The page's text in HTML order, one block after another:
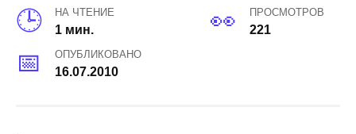
НА ЧТЕНИЕ
1 мин.
ПРОСМОТРОВ
221
ОПУБЛИКОВАНО
16.07.2010